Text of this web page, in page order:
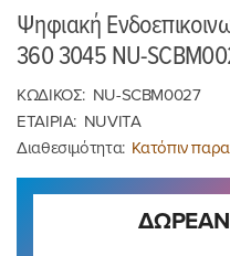
Ψηφιακή
360 3045 NU-
ΚΩΔΙΚΟΣ: NU-SCBM0027
ΕΤΑΙΡΙΑ: NUVITA
Διαθεσιμότητα: Κατόπιν